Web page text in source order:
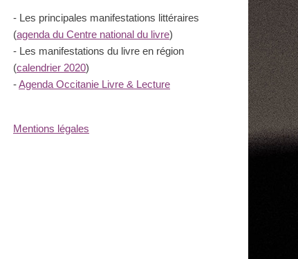
- Les principales manifestations littéraires
(agenda du Centre national du livre)
- Les manifestations du livre en région
(calendrier 2020)
-Agenda Occitanie Livre & Lecture
Mentions légales